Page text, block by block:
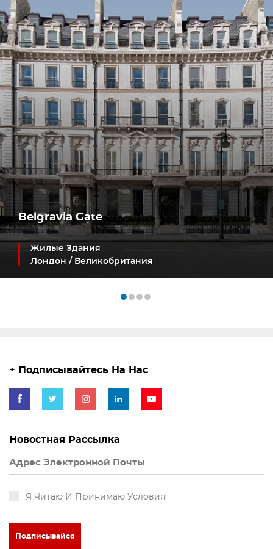
Belgravia Gate
Жилые Здания
Лондон / Великобритания
+ Подписывайтесь На Нас
Новостная Рассылка
Я Читаю И Принимаю Условия.
Подписывайся